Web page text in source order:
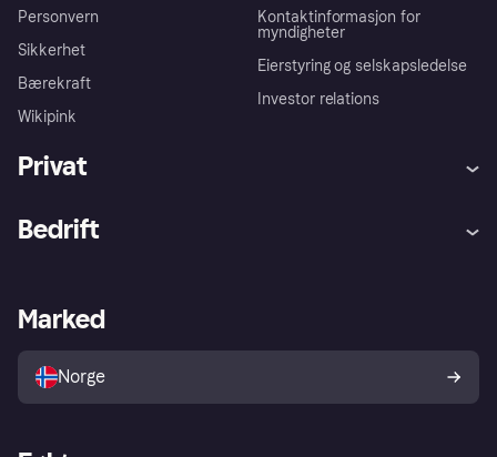
Personvern
Sikkerhet
Bærekraft
Wikipink
Kontaktinformasjon for
myndigheter
Eierstyring og selskapsledelse
Investor relations
Privat
Utforsk butikker
Bedrift
Merchant portal
Marked
Norge